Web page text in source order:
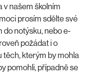
v našem školním
prosím sdělte své
do notýsku, nebo e-
požádat i o
těch, kterým by mohla
pomohli, případně se